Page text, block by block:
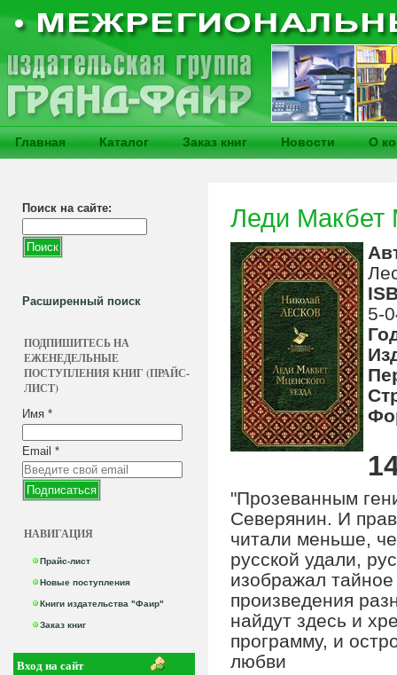
Главная Каталог Заказ книг Новости О
Поиск на сайте:
Расширенный поиск
ПОДПИШИТЕСЬ НА
ЕЖЕНЕДЕЛЬНЫЕ
ПОСТУПЛЕНИЯ КНИГ (ПРАЙС-
ЛИСТ)
Имя *
Email *
НАВИГАЦИЯ
Прайс-лист
Новые поступления
Книги издательства "Фаир"
Заказ книг
Вход на сайт
Леди Макбет
5-
"Прозеванным
Северянин. И
читали меньше,
русской удали,
изображал
произведения
найдут здесь и
программу, и
любви